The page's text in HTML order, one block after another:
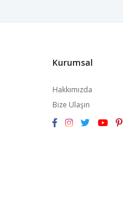
Kurumsal
Hakkımızda
Bize Ulaşın